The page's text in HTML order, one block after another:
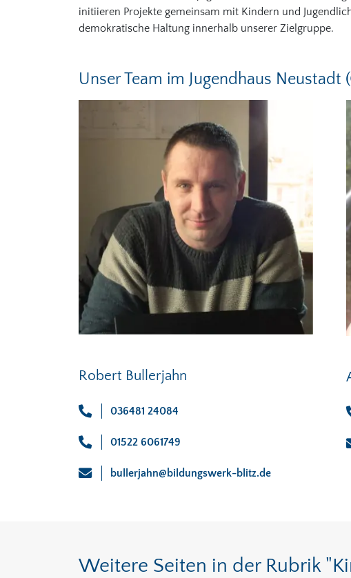
initiieren Projekte gemeinsam mit Kindern und
demokratische Haltung innerhalb unserer Zielgruppe.
Unser Team im Jugendhaus Neustadt
Robert Bullerjahn
036481 24084
01522 6061749
bullerjahn@bildungswerk-blitz.de
Weitere Seiten in der Rubrik